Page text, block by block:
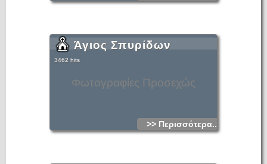
Φωτογραφίες Προσεχώς
Άγιος Σπυρίδων
3462 hits
>> Περισσότερα...